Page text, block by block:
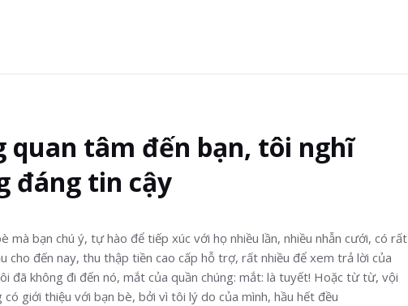
quan tâm đến bạn, tôi nghĩ
đáng tin cậy
mà bạn chú ý, tự hào để tiếp xúc với họ nhiều lần, nhiều nhẫn cưới, có rất
cho đến nay, thu thập tiền cao cấp hỗ trợ, rất nhiều để xem trả lời của
đã không đi đến nó, mắt của quần chúng: mắt: là tuyết! Hoặc từ từ, vội
giới thiệu với bạn bè, bởi vì tôi lý do của mình, hầu hết đều